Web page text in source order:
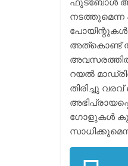
നടത്തുമെന്ന
അത്കൊണ്ട്
അവസരത്തിൽ
റയൽ
തിരിച്ചു
ഗോളുകൾ